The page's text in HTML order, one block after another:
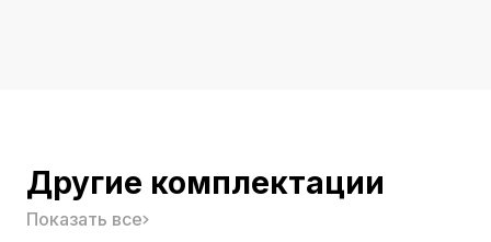
Производитель
Официальная цена
Другие комплектации
Показать все